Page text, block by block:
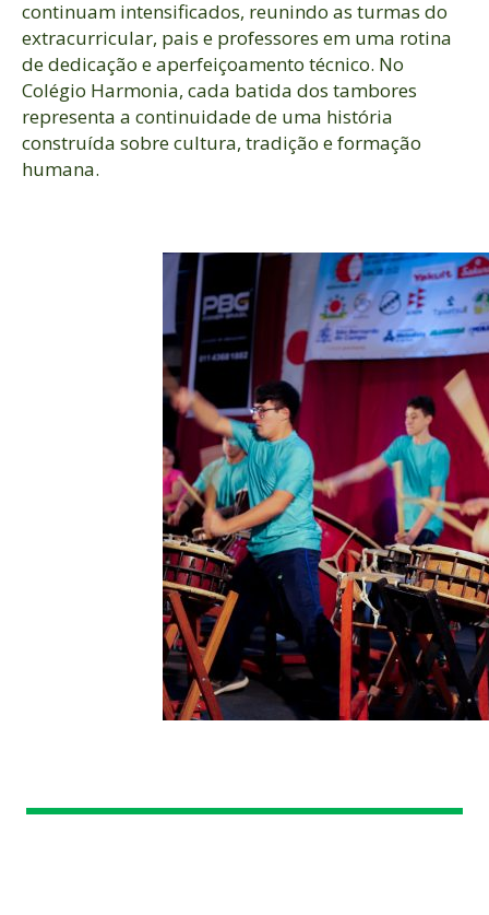
continuam intensificados, reunindo as turmas do
extracurricular, pais e professores em uma rotina
de dedicação e aperfeiçoamento técnico. No
Colégio Harmonia, cada batida dos tambores
representa a continuidade de uma história
construída sobre cultura, tradição e formação
humana.